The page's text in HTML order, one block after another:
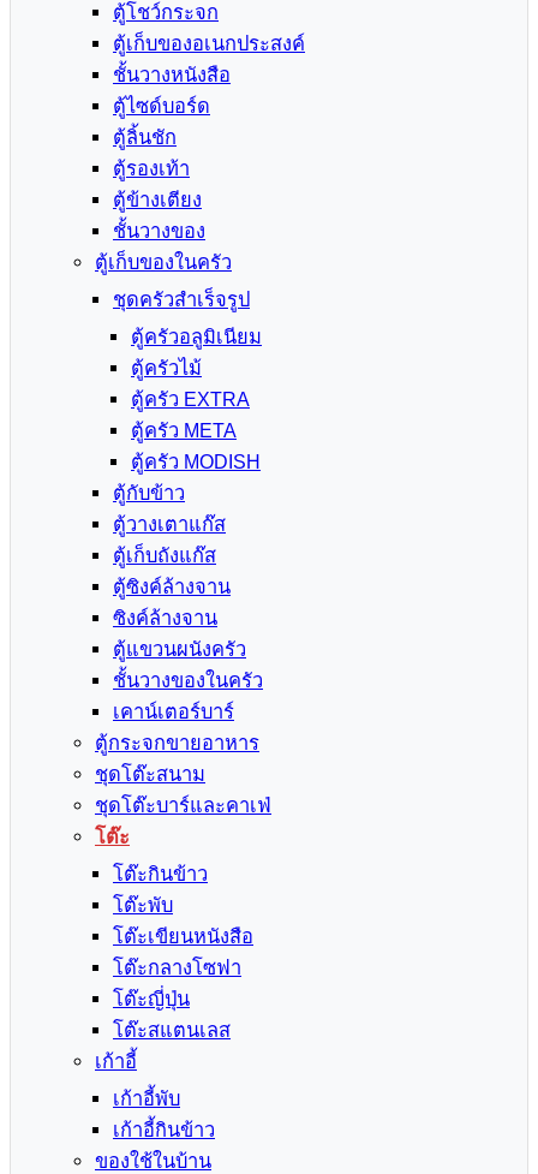
ตู้โชว์กระจก
ตู้เก็บของอเนกประสงค์
ชั้นวางหนังสือ
ตู้ไซด์บอร์ด
ตู้ลิ้นชัก
ตู้รองเท้า
ตู้ข้างเตียง
ชั้นวางของ
ตู้เก็บของในครัว
ชุดครัวสำเร็จรูป
ตู้ครัวอลูมิเนียม
ตู้ครัวไม้
ตู้ครัว EXTRA
ตู้ครัว META
ตู้ครัว MODISH
ตู้กับข้าว
ตู้วางเตาแก๊ส
ตู้เก็บถังแก๊ส
ตู้ซิงค์ล้างจาน
ซิงค์ล้างจาน
ตู้แขวนผนังครัว
ชั้นวางของในครัว
เคาน์เตอร์บาร์
ตู้กระจกขายอาหาร
ชุดโต๊ะสนาม
ชุดโต๊ะบาร์และคาเฟ่
โต๊ะ
โต๊ะกินข้าว
โต๊ะพับ
โต๊ะเขียนหนังสือ
โต๊ะกลางโซฟา
โต๊ะญี่ปุ่น
โต๊ะสแตนเลส
เก้าอี้
เก้าอี้พับ
เก้าอี้กินข้าว
ของใช้ในบ้าน